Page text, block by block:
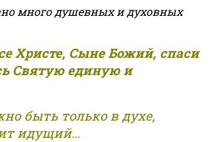
много душевных и духовных
Христе, Сыне Божий, спаси
Святую единую и
быть только в духе,
идущий...